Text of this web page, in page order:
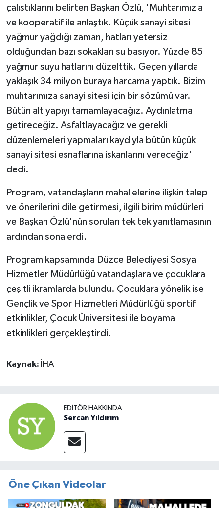
çalıştıklarını belirten Başkan Özlü, 'Muhtarımızla
ve kooperatif ile anlaştık. Küçük sanayi sitesi
yağmur yağdığı zaman, hatları yetersiz
olduğundan bazı sokakları su basıyor. Yüzde 85
yağmur suyu hatlarını düzelttik. Geçen yıllarda
yaklaşık 34 milyon buraya harcama yaptık. Bizim
muhtarımıza sanayi sitesi için bir sözümü var.
Bütün alt yapıyı tamamlayacağız. Aydınlatma
getireceğiz. Asfaltlayacağız ve gerekli
düzenlemeleri yapmaları kaydıyla bütün küçük
sanayi sitesi esnaflarına iskanlarını vereceğiz'
dedi.
Program, vatandaşların mahallelerine ilişkin talep
ve önerilerini dile getirmesi, ilgili birim müdürleri
ve Başkan Özlü'nün soruları tek tek yanıtlamasının
ardından sona erdi.
Program kapsamında Düzce Belediyesi Sosyal
Hizmetler Müdürlüğü vatandaşlara ve çocuklara
çeşitli ikramlarda bulundu. Çocuklara yönelik ise
Gençlik ve Spor Hizmetleri Müdürlüğü sportif
etkinlikler, Çocuk Üniversitesi ile boyama
etkinlikleri gerçekleştirdi.
Kaynak: İHA
EDITÖR HAKKINDA
Sercan Yıldırım
Öne Çıkan Videolar